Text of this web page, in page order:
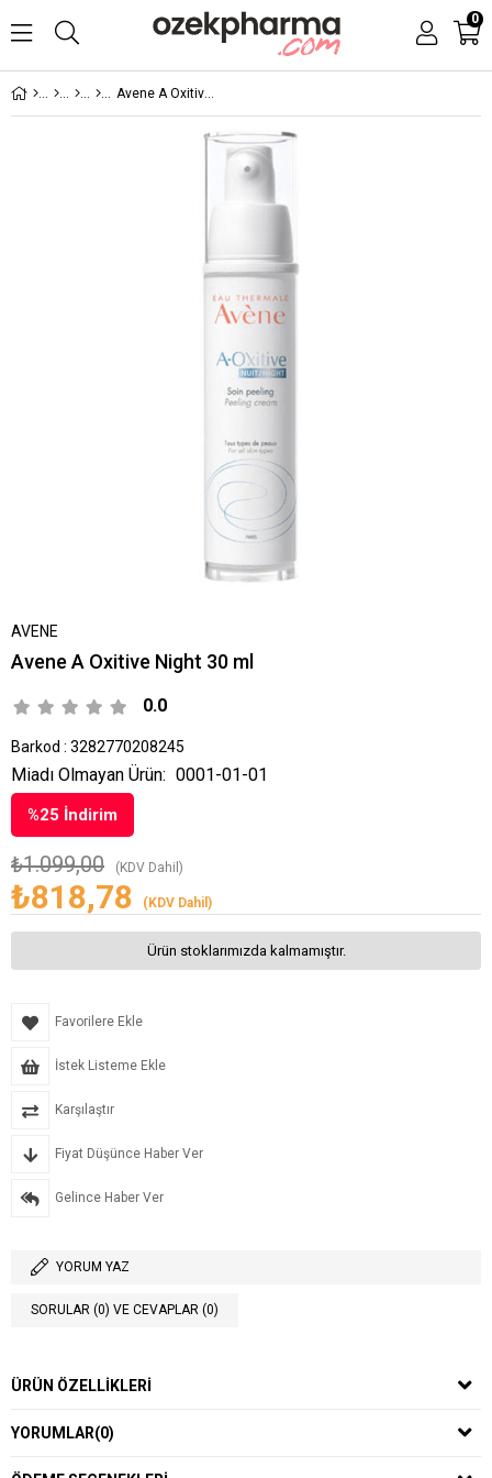
0
Avene A Oxitive Night 30 ml
AVENE
Avene A Oxitive Night 30 ml
0.0
Barkod : 3282770208245
%25 İndirim
₺1.099,00 (KDV Dahil)
₺818,78 (KDV Dahil)
Miadı Olmayan Ürün: 0001-01-01
Ürün stoklarımızda kalmamıştır.
Favorilere Ekle
İstek Listeme Ekle
Karşılaştır
Fiyat Düşünce Haber Ver
Gelince Haber Ver
YORUM YAZ
SORULAR (0) VE CEVAPLAR (0)
ÜRÜN ÖZELLIKLERI
YORUMLAR(0)